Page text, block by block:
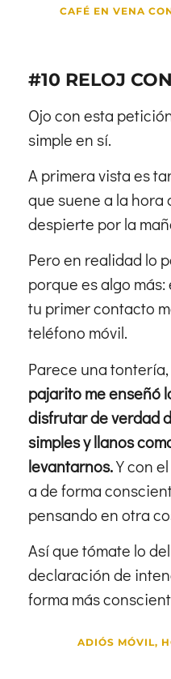
CAFÉ EN VENA
#10 RELOJ
Ojo con esta
simple en sí.
A primera vista es
que suene a la hora
despierte por la
Pero en realidad lo
porque es algo más:
tu primer contacto
teléfono móvil.
Parece una
pajarito me enseñó
disfrutar de verdad
simples y llanos
levantarnos.Y con
a de forma
pensando en otra
Así que tómate lo
declaración de
forma más
ADIÓS MÓVIL,